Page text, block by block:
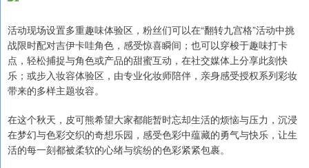
活动现场设置多重趣味体验区，粉丝们可以在“翻转九宫格”活动中挑
战限时配对吉伊卡哇角色，感受惊喜瞬间；也可以穿梭于趣味打卡
点，轻松捕捉与角色或产品的甜蜜互动，在社交媒体上分享此刻快
乐；或步入妆容体验区，由专业化妆师陪伴，亲身感受授权系列彩妆
带来的多样主题妆容。
在这个秋天，皮可熊希望大家都能暂时忘却生活的烦恼与压力，沉浸
在梦幻与色彩交织的奇想乐园，感受色彩中蕴藏的勇气与快乐，让生
活的每一刻都被柔软的心绪与缤纷的色彩紧紧包裹。